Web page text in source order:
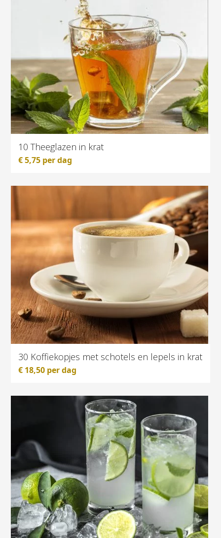
10 Theeglazen in krat
€5,75 per dag
30 Koffiekopjes met schotels en lepels in krat
€ 18,50 per dag